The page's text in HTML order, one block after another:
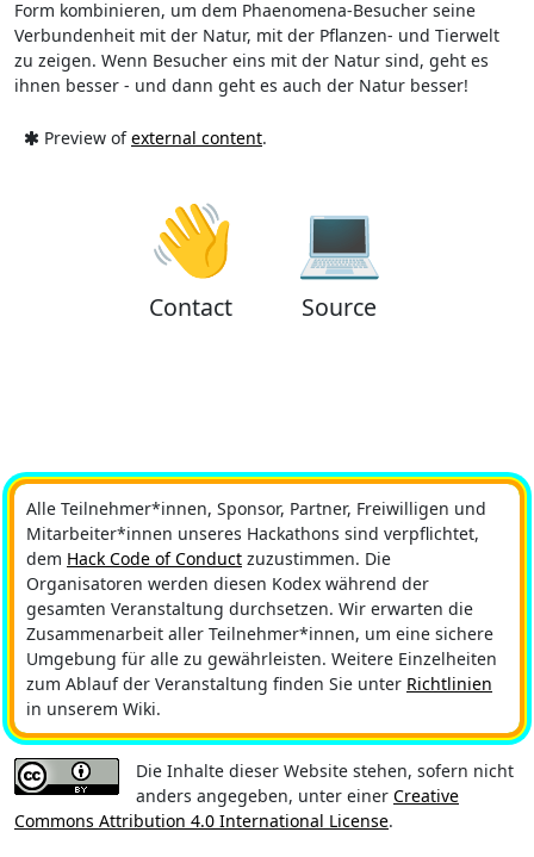
Form kombinieren, um dem Phaenomena-Besucher seine
Verbundenheit mit der Natur, mit der Pflanzen- und Tierwelt
zu zeigen. Wenn Besucher eins mit der Natur sind, geht es
ihnen besser - und dann geht es auch der Natur besser!
Preview ofexternal content.
👋
Contact
💻
Source
Alle Teilnehmer*innen, Sponsor, Partner, Freiwilligen und
Mitarbeiter*innen unseres Hackathons sind verpflichtet,
dem Hack Code of Conduct zuzustimmen. Die
Organisatoren werden diesen Kodex während der
gesamten Veranstaltung durchsetzen. Wir erwarten die
Zusammenarbeit aller Teilnehmer*innen, um eine sichere
Umgebung für alle zu gewährleisten. Weitere Einzelheiten
zum Ablauf der Veranstaltung finden Sie unter Richtlinien
in unserem Wiki.
Die Inhalte dieser Website stehen, sofern nicht
anders angegeben, unter einer Creative
Commons Attribution 4.0 International License.